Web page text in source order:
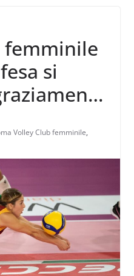
femminile
si
Valoppi
Volley Club femminile,